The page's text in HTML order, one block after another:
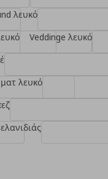
λευκό
Veddinge λευκό
λευκό